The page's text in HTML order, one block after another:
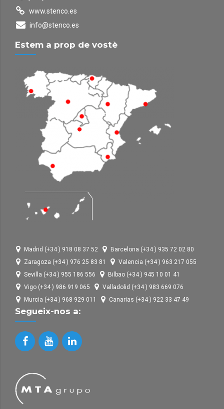
www.stenco.es
info@stenco.es
Estem a prop de vostè
Madrid (+34 ) 918 08 37 52
Barcelona (+34 ) 935 72 02 80
Zaragoza (+34 ) 976 25 83 81
Valencia (+34 ) 963 217 055
Sevilla (+34 ) 955 186 556
Bilbao (+34 ) 945 10 01 41
Vigo (+34 ) 986 919 065
Valladolid (+34 ) 983 669 076
Murcia (+34 ) 968 929 011
Canarias (+34 ) 922 33 47 49
Segueix-nos a: